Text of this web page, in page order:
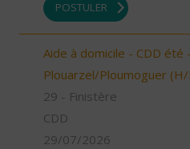
POSTULER
Aide à domicile - CDD été
Plouarzel/Ploumoguer (H/
29 - Finistère
CDD
29/07/2026